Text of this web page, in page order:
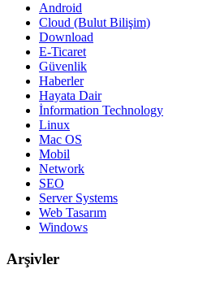
Android
Cloud (Bulut Bilişim)
Download
E-Ticaret
Güvenlik
Haberler
Hayata Dair
İnformation Technology
Linux
Mac OS
Mobil
Network
SEO
Server Systems
Web Tasarım
Windows
Arşivler